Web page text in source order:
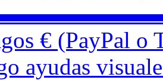
€ (PayPal o
ayudas